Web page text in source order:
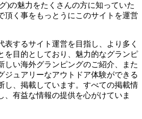
)の魅力をたくさんの方に知っていた
頂く事をもっとうにこのサイトを運営
表するサイト運営を目指し、より多く
を目的としており、魅力的なグランピ
しい海外グランピングのご紹介、また
ジュアリーなアウトドア体験ができる
し、掲載しています。すべての掲載情
、有益な情報の提供を心がけていま